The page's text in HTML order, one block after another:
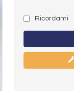
Ricordami